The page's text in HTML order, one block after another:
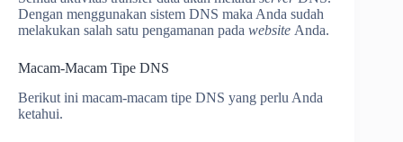
Dengan menggunakan sistem DNS maka Anda sudah
melakukan salah satu pengamanan pada website Anda.
Macam-Macam Tipe DNS
Berikut ini macam-macam tipe DNS yang perlu Anda
ketahui.